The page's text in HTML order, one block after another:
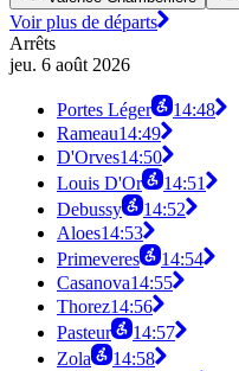
Voir plus de départs
Arrêts
jeu. 6 août 2026
Portes Léger
14:48
Rameau14:49
D'Orves14:50
Louis D'Or
14:51
Debussy
14:52
Aloes14:53
Primeveres
14:54
Casanova14:55
Thorez14:56
Pasteur
14:57
Zola
14:58